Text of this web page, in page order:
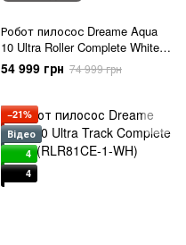
Робот пилосос Dreame Aqua
10 Ultra Roller Complete White
(RLH71DE-1-wh)
54 999 грн 74 999 грн
−21%
Відео
4
4